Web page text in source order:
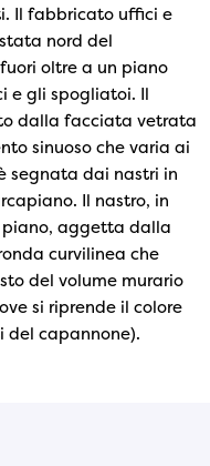
Il fabbricato uffici e
nord del
oltre a un piano
e gli spogliatoi. Il
dalla facciata vetrata
sinuoso che varia ai
segnata dai nastri in
Il nastro, in
piano, aggetta dalla
curvilinea che
del volume murario
si riprende il colore
del capannone).